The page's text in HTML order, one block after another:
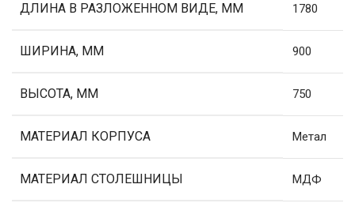
ДЛИНА В РАЗЛОЖЕННОМ ВИДЕ, ММ 1780
ШИРИНА, ММ 900
ВЫСОТА, ММ 750
МАТЕРИАЛ КОРПУСА Метал
МАТЕРИАЛ СТОЛЕШНИЦЫ МДФ